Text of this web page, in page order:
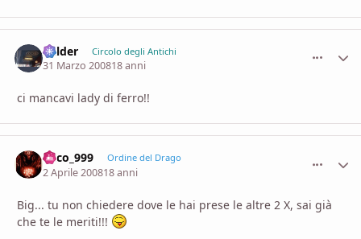
Balder Circolo degli Antichi
31 Marzo 200818 anni
ci mancavi lady di ferro!!
falco_999 Ordine del Drago
2 Aprile 200818 anni
Big... tu non chiedere dove le hai prese le altre 2 X, sai già
che te le meriti!!!